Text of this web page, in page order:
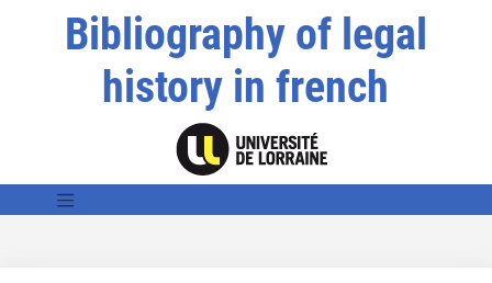
Bibliography of legal
history in french